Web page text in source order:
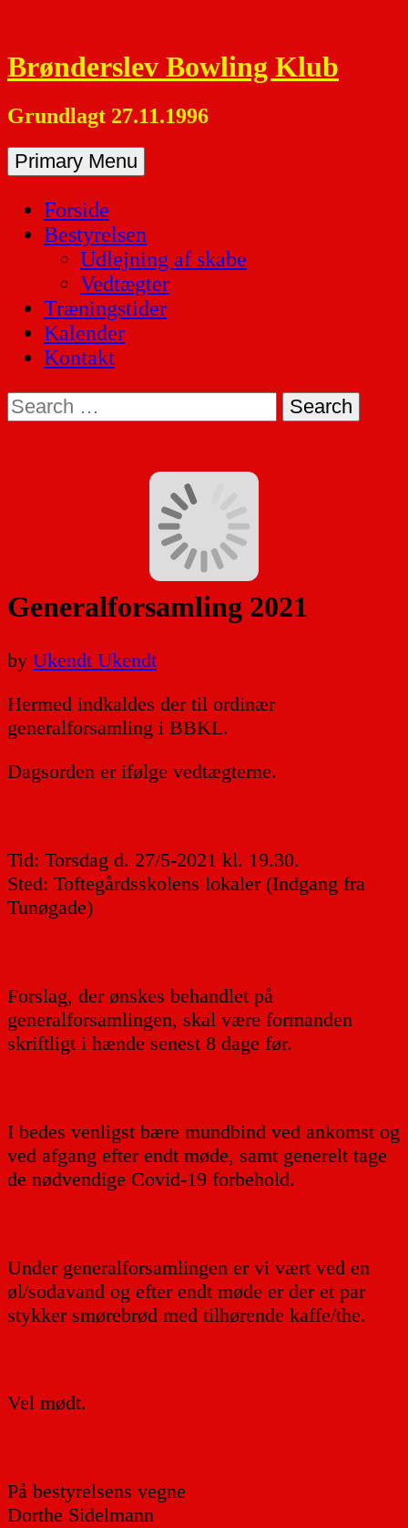
content
Brønderslev Bowling Klub
Grundlagt 27.11.1996
Primary Menu
Forside
Bestyrelsen
Udlejning af skabe
Vedtægter
Træningstider
Kalender
Kontakt
Search
for:
Generalforsamling 2021
by Ukendt Ukendt
Hermed indkaldes der til ordinær
generalforsamling i BBKL.
Dagsorden er ifølge vedtægterne.
Tid: Torsdag d. 27/5-2021 kl. 19.30.
Sted: Toftegårdsskolens lokaler (Indgang fra
Tunøgade)
Forslag, der ønskes behandlet på
generalforsamlingen, skal være formanden
skriftligt i hænde senest 8 dage før.
I bedes venligst bære mundbind ved ankomst og
ved afgang efter endt møde, samt generelt tage
de nødvendige Covid-19 forbehold.
Under generalforsamlingen er vi vært ved en
øl/sodavand og efter endt møde er der et par
stykker smørebrød med tilhørende kaffe/the.
Vel mødt.
På bestyrelsens vegne
Dorthe Sidelmann